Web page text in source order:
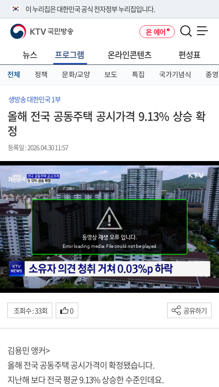
이 누리집은 대한민국 공식 전자정부 누리집입니다.
공식 누리집 주소 확인하기
니다.
이밖에 or.kr 또는 .kr등 다른 도메인 주소를 사용하고 있다면 아래 URL에
서 도메인 주소를 확인해 보세요
KTV 국민방송 온 에어
뉴스 프로그램 온라인콘텐츠 편성표
전체 정책 문화/교양 보도 특집 국가기념식 종영
생방송 대한민국 1부
올해 전국 공동주택 공시가격 9.13% 상승 확
정
등록일 : 2026.04.30 11:57
조회수 : 33회 0 공유하기
김용민 앵커>
올해 전국 공동주택 공시가격이 확정됐습니다.
지난해 보다 전국 평균 9.13% 상승한 수준인데요.